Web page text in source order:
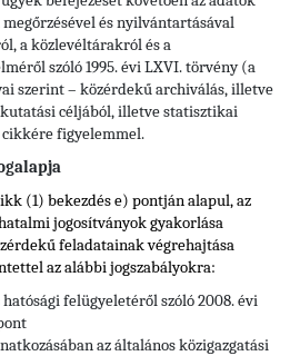
és nyilvántartásával
a közlevéltárakról és a
szóló 1995. évi LXVI. törvény (a
szerint – közérdekű archiválás, illetve
céljából, illetve statisztikai
cikkére figyelemmel.
(1) bekezdés e) pontján alapul, az
jogosítványok gyakorlása
feladatainak végrehajtása
az alábbi jogszabályokra:
felügyeletéről szóló 2008. évi
az általános közigazgatási